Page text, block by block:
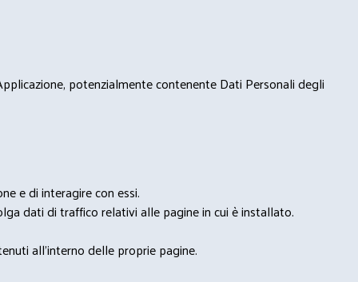
potenzialmente contenente Dati Personali degli
e di interagire con essi.
dati di traffico relativi alle pagine in cui è installato.
all'interno delle proprie pagine.